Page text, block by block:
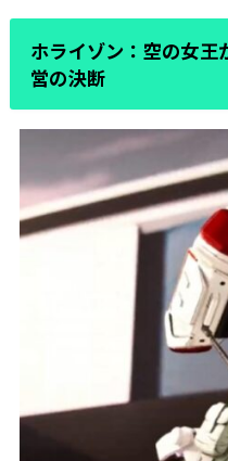
ホライゾン：空の女王
営の決断